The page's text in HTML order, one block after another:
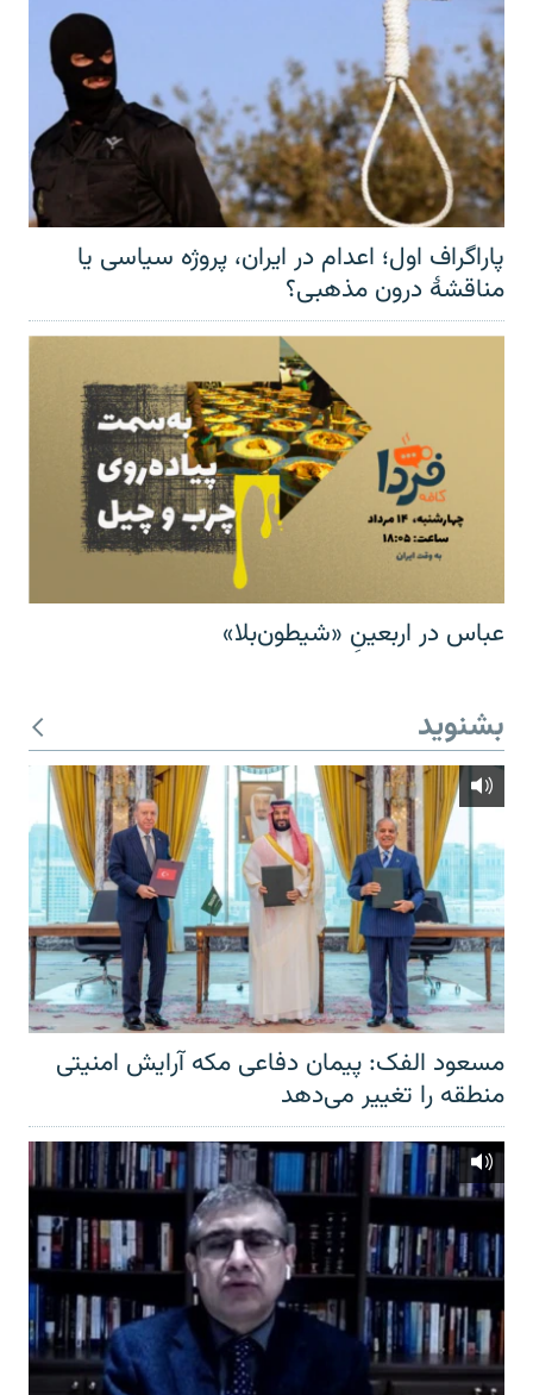
پاراگراف اول؛ اعدام در ایران، پروژه سیاسی یا
مناقشهٔ درون مذهبی؟
عباس در اربعینِ «شیطون‌بلا»
بشنوید
مسعود الفک: پیمان دفاعی مکه آرایش امنیتی
منطقه را تغییر می‌دهد